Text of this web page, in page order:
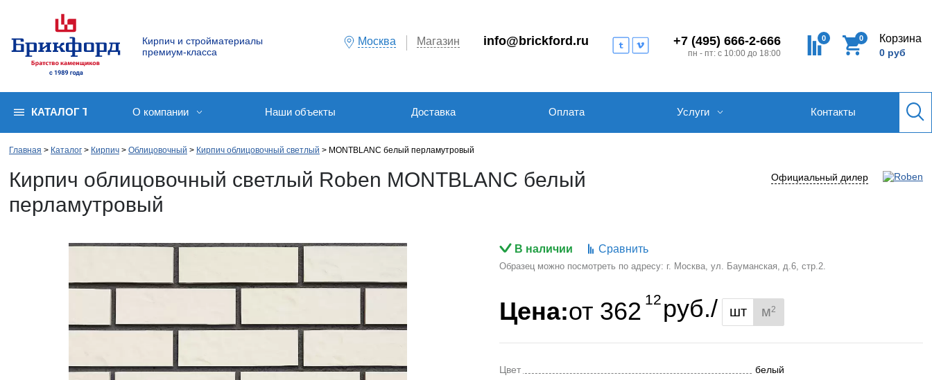
Кирпич и стройматериалы
премиум-класса
Москва Магазин info@brickford.ru +7 (495) 666-2-666
пн - пт: с 10:00 до 18:00
0 0 Корзина
0 руб
КАТАЛОГ ТОВАРОВО компании Наши объекты Доставка Оплата Услуги Контакты
Главная Каталог Кирпич Облицовочный Кирпич облицовочный светлый MONTBLANC белый перламутровый
Кирпич облицовочный светлый Roben MONTBLANC белый
перламутровый
Официальный дилер
В наличии Сравнить
Образец можно посмотреть по адресу: г. Москва, ул. Бауманская, д.6, стр.2.
Цена:от 362 12 руб./ шт м2
Цвет белый